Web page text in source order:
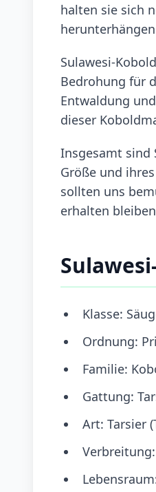
halten sie sich
Sulawesi-
Bedrohung für
Entwaldung
dieser
Insgesamt sind
Größe und
sollten uns
erhalten
Klasse:
Ordnung:
Familie:
Gattung:
Art: Tarsier